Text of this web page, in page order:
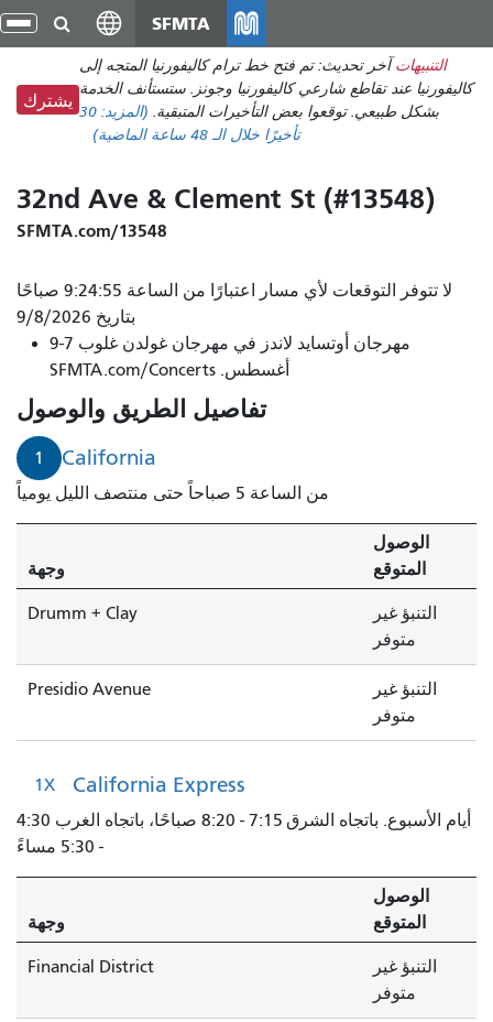
انتقل
إلى
المحتوى
الرئيسي
SFMTA
التنبيهات آخر تحديث: تم فتح خط ترام كاليفورنيا المتجه إلى
كاليفورنيا عند تقاطع شارعي كاليفورنيا وجونز. ستستأنف الخدمة
بشكل طبيعي. توقعوا بعض التأخيرات المتبقية. (المزيد: 30
تأخيرًا خلال الـ 48 ساعة الماضية)
يشترك
32nd Ave & Clement St (#13548)
SFMTA.com/13548
لا تتوفر التوقعات لأي مسار اعتبارًا من الساعة 9:24:55 صباحًا
بتاريخ 9/8/2026
مهرجان أوتسايد لاندز في مهرجان غولدن غلوب 7-9
أغسطس. SFMTA.com/Concerts
تفاصيل الطريق والوصول
1 California
من الساعة 5 صباحاً حتى منتصف الليل يومياً
وجهة
الوصول
المتوقع
Drumm + Clay
التنبؤ غير
متوفر
Presidio Avenue
التنبؤ غير
متوفر
1X California Express
أيام الأسبوع. باتجاه الشرق 7:15 - 8:20 صباحًا، باتجاه الغرب 4:30
- 5:30 مساءً
وجهة
الوصول
المتوقع
Financial District
التنبؤ غير
متوفر